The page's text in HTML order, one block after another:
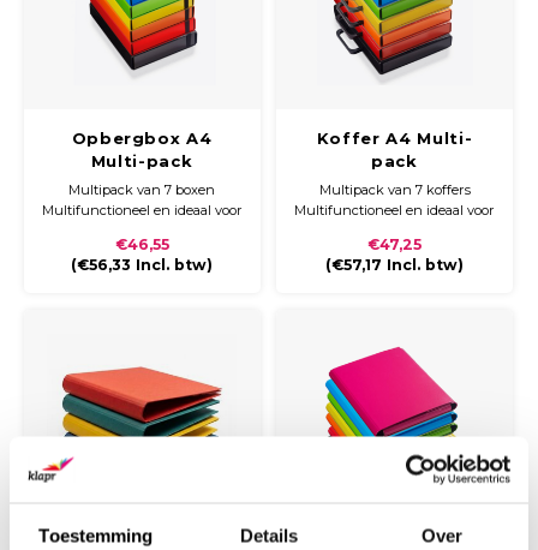
Toestemming Details Over
Opbergbox A4
Multi-pack
Multipack van 7 boxen
Multifunctioneel en ideaal voor
documentatie en waardevolle
documenten zoals folders,
Maat: H318 x B255 x D50 mm
€46,55
(€56,33 Incl. btw)
Koffer A4 Multi-
pack
Multipack van 7 koffers
Multifunctioneel en ideaal voor
documentatie en waardevolle
documenten zoals folders,
Gewicht stuk: 400 gram
Maat: H237 x B318 x D30mm
€47,25
(€57,17 Incl. btw)